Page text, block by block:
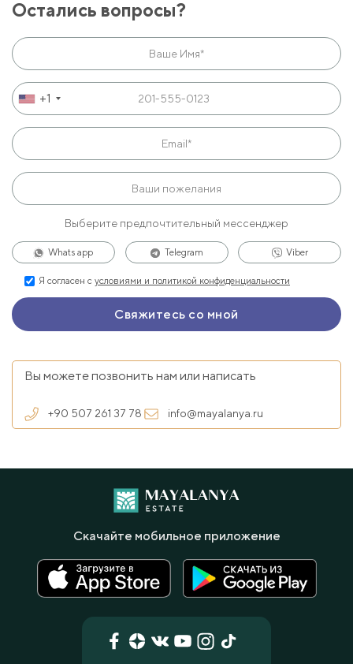
Остались вопросы?
+1
Выберите предпочтительный мессенджер
Whats app Telegram Viber
Я согласен с условиями и политикой конфиденциальности
Вы можете позвонить нам или написать
+90 507 261 37 78 info@mayalanya.ru
Скачайте мобильное приложение